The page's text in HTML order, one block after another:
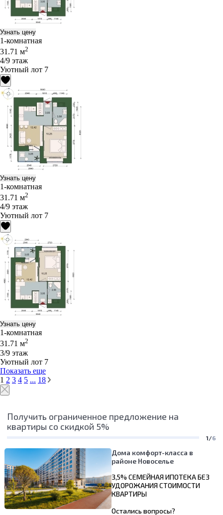
Узнать цену
1-комнатная
31.71 м2
4/9 этаж
Уютный лот 7
Узнать цену
1-комнатная
31.71 м2
4/9 этаж
Уютный лот 7
Узнать цену
1-комнатная
31.71 м2
3/9 этаж
Уютный лот 7
Показать еще
1 2 3 4 5 ... 18
Получить ограниченное предложение на
квартиры со скидкой 5%
1/6
Дома комфорт-класса в
районе Новоселье
3,5% СЕМЕЙНАЯ ИПОТЕКА БЕЗ
УДОРОЖАНИЯ СТОИМОСТИ
КВАРТИРЫ
Остались вопросы?